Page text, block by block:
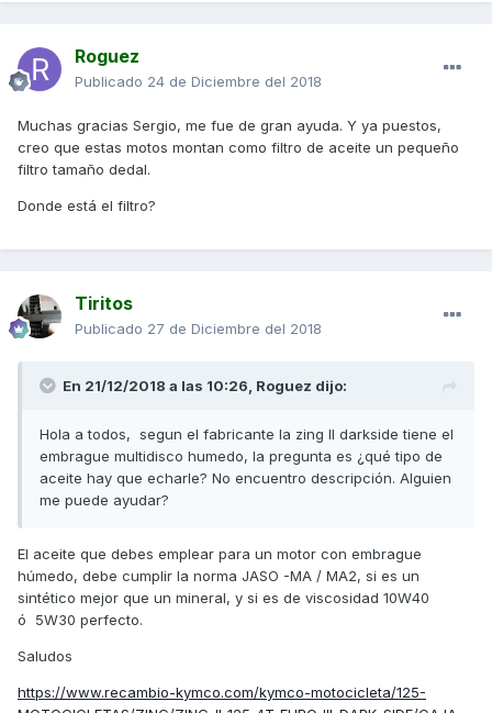
Roguez
Publicado 24 de Diciembre del 2018
Muchas gracias Sergio, me fue de gran ayuda. Y ya puestos,
creo que estas motos montan como filtro de aceite un pequeño
filtro tamaño dedal.
Donde está el filtro?
Tiritos
Publicado 27 de Diciembre del 2018
En 21/12/2018 a las 10:26, Roguez dijo:
Hola a todos, segun el fabricante la zing II darkside tiene el
embrague multidisco humedo, la pregunta es ¿qué tipo de
aceite hay que echarle? No encuentro descripción. Alguien
me puede ayudar?
El aceite que debes emplear para un motor con embrague
húmedo, debe cumplir la norma JASO -MA / MA2, si es un
sintético mejor que un mineral, y si es de viscosidad 10W40
ó 5W30 perfecto.
Saludos
https://www.recambio-kymco.com/kymco-motocicleta/125-